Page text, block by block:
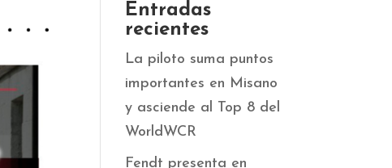
Entradas
recientes
La piloto suma puntos
importantes en Misano
y asciende al Top 8 del
WorldWCR
Fendt presenta en